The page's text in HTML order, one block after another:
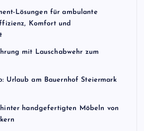
Lösungen für ambulante
Komfort und
mit Lauschabwehr zum
Urlaub am Bauernhof Steiermark
hinter handgefertigten Möbeln von